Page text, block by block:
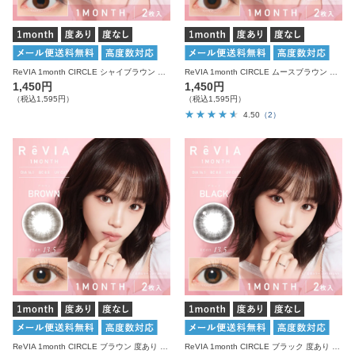
1,450円
（税込1,595円）
1,450円
（税込1,595円）
4.50 （2）
ReVIA 1month CIRCLE ブラウン 度あり 度なし 1箱2枚入り レヴィア カラコン ReVIA 1month CIRCLE ブラック 度あり 度なし 1箱2枚入り レヴィア カラコン